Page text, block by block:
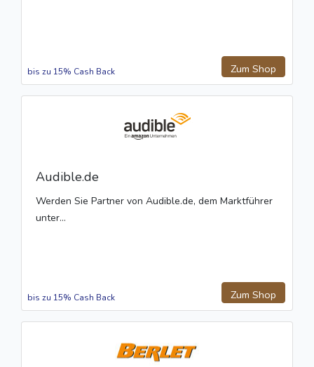
Zum Shop
bis zu 15% Cash Back
Audible.de
Werden Sie Partner von Audible.de, dem Marktführer
unter...
Zum Shop
bis zu 15% Cash Back